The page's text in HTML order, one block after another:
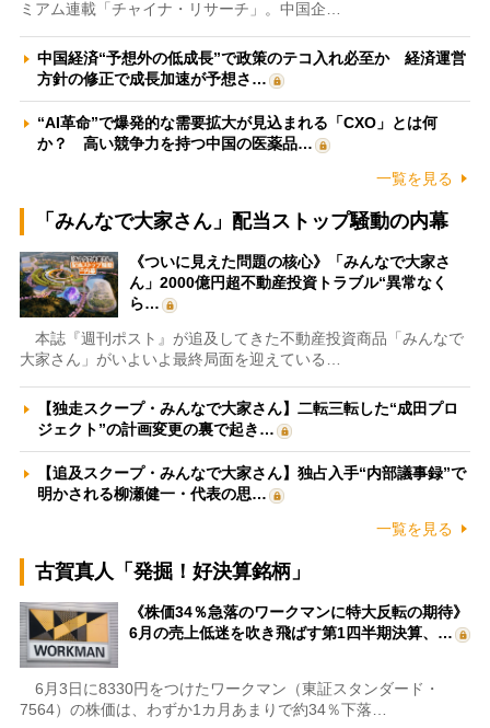
ミアム連載「チャイナ・リサーチ」。中国企…
中国経済“予想外の低成長”で政策のテコ入れ必至か 経済運営
方針の修正で成長加速が予想さ…
“AI革命”で爆発的な需要拡大が見込まれる「CXO」とは何
か？ 高い競争力を持つ中国の医薬品…
一覧を見る
「みんなで大家さん」配当ストップ騒動の内幕
《ついに見えた問題の核心》「みんなで大家さ
ん」2000億円超不動産投資トラブル“異常なく
ら…
本誌『週刊ポスト』が追及してきた不動産投資商品「みんなで
大家さん」がいよいよ最終局面を迎えている…
【独走スクープ・みんなで大家さん】二転三転した“成田プロ
ジェクト”の計画変更の裏で起き…
【追及スクープ・みんなで大家さん】独占入手“内部議事録”で
明かされる柳瀬健一・代表の思…
一覧を見る
古賀真人「発掘！好決算銘柄」
《株価34％急落のワークマンに特大反転の期待》
6月の売上低迷を吹き飛ばす第1四半期決算、…
6月3日に8330円をつけたワークマン（東証スタンダード・
7564）の株価は、わずか1カ月あまりで約34％下落…